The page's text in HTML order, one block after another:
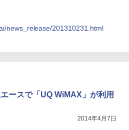
news_release/201310231.html
ースで「UQ WiMAX」が利用
2014年4月7日